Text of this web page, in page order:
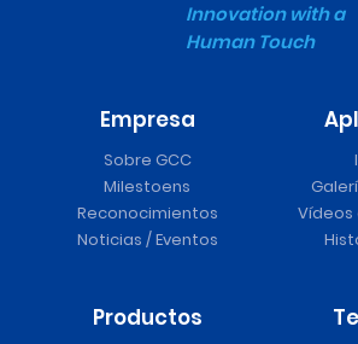
Innovation with a
Human Touch
Empresa
Sobre GCC
Milestoens
Reconocimientos
Noticias / Eventos
Productos